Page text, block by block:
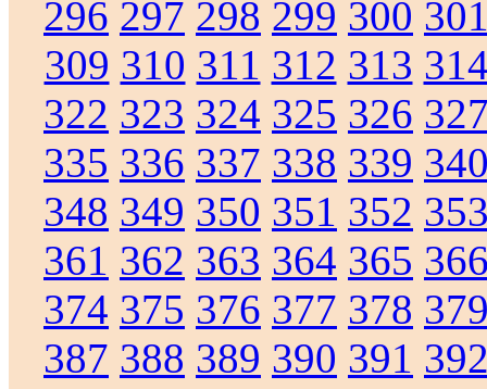
296 297 298 299 300
309 310 311 312 313
322 323 324 325 326
335 336 337 338 339
348 349 350 351 352
361 362 363 364 365
374 375 376 377 378
387 388 389 390 391